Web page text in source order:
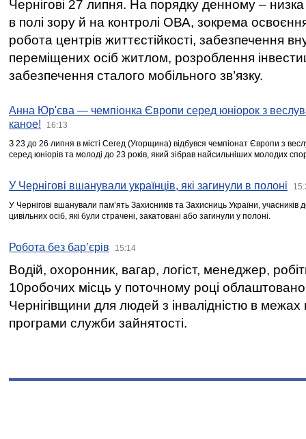
Чернігові 27 липня. На порядку денному –
в полі зору й на контролі ОВА, зокрема освоєння
робота центрів життєстійкості, забезпечення
переміщених осіб житлом, розроблення
забезпечення сталого мобільного зв’язку.
Анна Юр'єва — чемпіонка Європи серед юніорок з
каное!
16:13
З 23 до 26 липня в місті Сегед (Угорщина) відбувся чемпіонат Європи з
серед юніорів та молоді до 23 років, який зібрав найсильніших молодих
У Чернігові вшанували українців, які загинули в полоні
У Чернігові вшанували пам’ять Захисників та Захисниць України,
цивільних осіб, які були страчені, закатовані або загинули у полоні.
Робота без бар’єрів 15:14
Водій, охоронник, вагар, логіст, менеджер,
10робочих місць у поточному році
Чернігівщини для людей з інвалідністю в межах
програми служби зайнятості.